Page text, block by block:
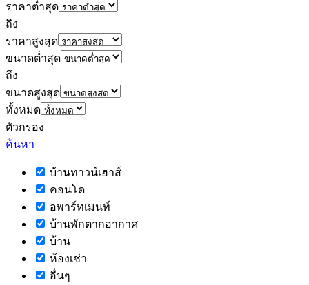
ราคาต่ำสุด
ถึง
ราคาสูงสุด
ขนาดต่ำสุด
ถึง
ขนาดสูงสุด
ทั้งหมด
ตัวกรอง
ค้นหา
บ้านทาวน์เฮาส์
คอนโด
อพาร์ทเมนท์
บ้านพักตากอากาศ
บ้าน
ห้องเช่า
อื่นๆ